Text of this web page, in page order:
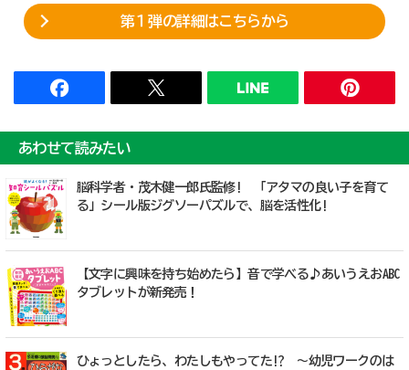
第１弾の詳細はこちらから
あわせて読みたい
脳科学者・茂木健一郎氏監修! 「アタマの良い子を育て
る」シール版ジグソーパズルで、脳を活性化!
【文字に興味を持ち始めたら】音で学べる♪あいうえおABC
タブレットが新発売！
ひょっとしたら、わたしもやってた!? ～幼児ワークのは